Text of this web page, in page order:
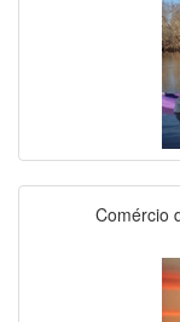
Comércio